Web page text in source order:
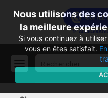
Nous utilisons des
la meilleure
Si vous continuez à
vous en êtes satisfait.